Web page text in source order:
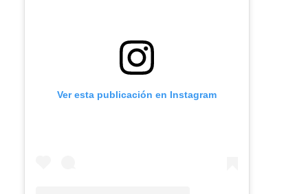
Ver esta publicación en Instagram